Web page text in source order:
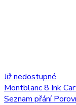
Již nedostupné
Montblanc 8 Ink
Seznam přání